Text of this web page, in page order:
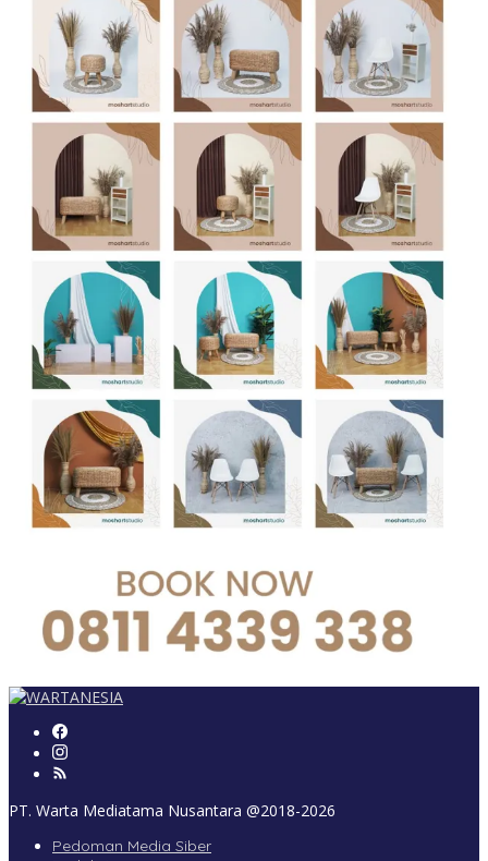
PT. Warta Mediatama Nusantara @2018-2026
Pedoman Media Siber